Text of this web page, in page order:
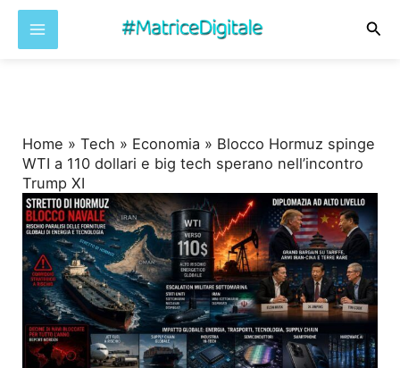
Home »Tech » Economia » Blocco Hormuz spinge
WTI a 110 dollari e big tech sperano nell’incontro
Trump XI